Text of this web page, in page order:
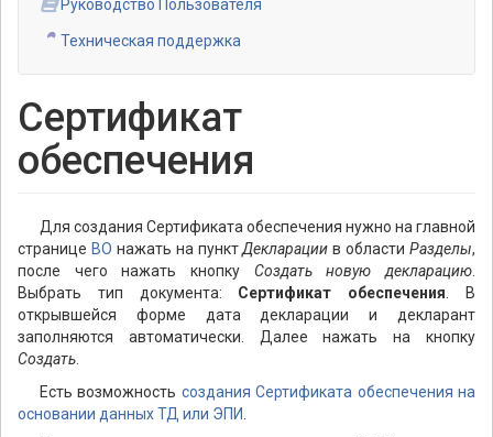
Руководство Пользователя
Техническая поддержка
Сертификат
обеспечения
Для создания Сертификата обеспечения нужно на главной
странице ВО нажать на пунктДекларации в области Разделы,
после чего нажать кнопку Создать новую декларацию.
Выбрать тип документа: Сертификат обеспечения. В
открывшейся форме дата декларации и декларант
заполняются автоматически. Далее нажать на кнопку
Создать.
Есть возможность создания Сертификата обеспечения на
основании данных ТД или ЭПИ.